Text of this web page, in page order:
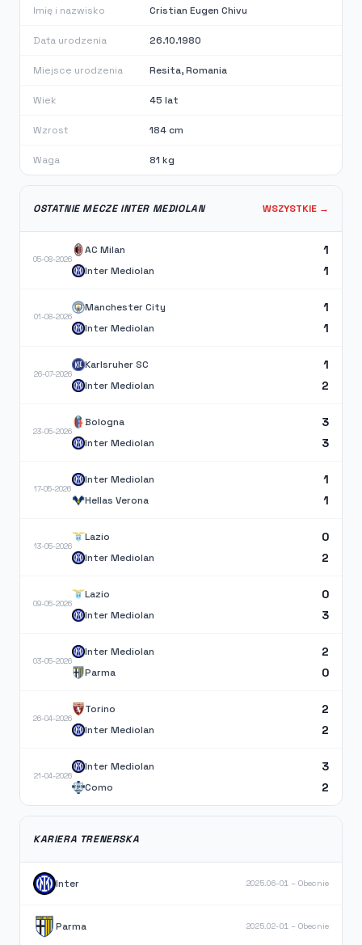
Imię i nazwisko Cristian Eugen Chivu
Data urodzenia 26.10.1980
Miejsce urodzenia Resita, Romania
Wiek 45 lat
Wzrost 184 cm
Waga 81 kg
OSTATNIE MECZE INTER MEDIOLAN WSZYSTKIE →
05-08-2026
AC Milan 1
Inter Mediolan 1
01-08-2026
Manchester City 1
Inter Mediolan 1
26-07-2026
Karlsruher SC 1
Inter Mediolan 2
23-05-2026
Bologna 3
Inter Mediolan 3
17-05-2026
Inter Mediolan 1
Hellas Verona 1
13-05-2026
Lazio 0
Inter Mediolan 2
09-05-2026
Lazio 0
Inter Mediolan 3
03-05-2026
Inter Mediolan 2
Parma 0
26-04-2026
Torino 2
Inter Mediolan 2
21-04-2026
Inter Mediolan 3
Como 2
KARIERA TRENERSKA
Inter 2025.06-01 – Obecnie
Parma 2025.02-01 – Obecnie